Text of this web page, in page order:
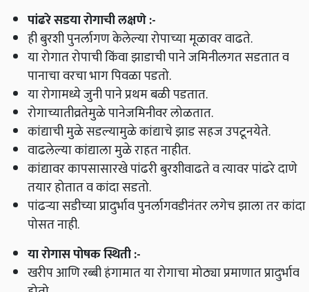
पांढरे सडया रोगाची लक्षणे:-
ही बुरशी पुनर्लागण केलेल्या रोपाच्या मूळावर वाढते.
या रोगात रोपाची किंवा झाडाची पाने जमिनीलगत सडतात व
पानाचा वरचा भाग पिवळा पडतो.
या रोगामध्ये जुनी पाने प्रथम बळी पडतात.
रोगाच्यातीव्रतेमुळे पानेजमिनीवर लोळतात.
कांद्याची मुळे सडल्यामुळे कांद्याचे झाड सहज उपटूनयेते.
वाढलेल्या कांद्याला मुळे राहत नाहीत.
कांद्यावर कापसासारखे पांढरी बुरशीवाढते व त्यावर पांढरे दाणे
तयार होतात व कांदा सडतो.
पांढऱ्या सडीच्या प्रादुर्भाव पुनर्लागवडीनंतर लगेच झाला तर कांदा
पोसत नाही.
या रोगास पोषक स्थिती:-
खरीप आणि रब्बी हंगामात या रोगाचा मोठ्या प्रमाणात प्रादुर्भाव